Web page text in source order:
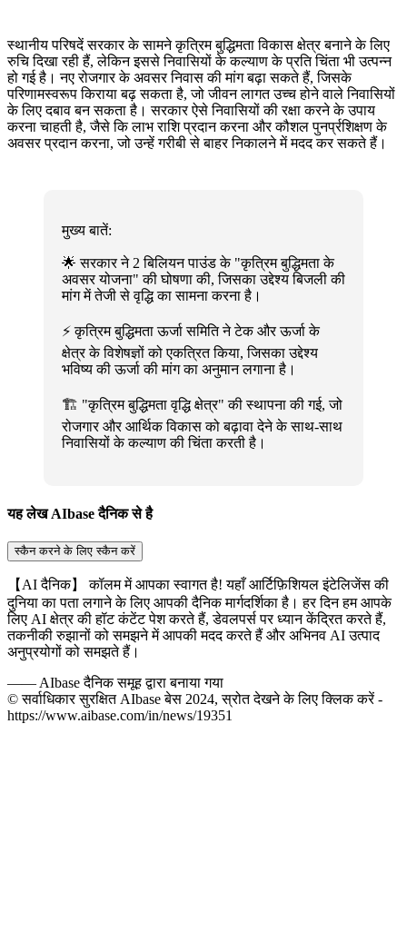
स्थानीय परिषदें सरकार के सामने कृत्रिम बुद्धिमता विकास क्षेत्र बनाने के लिए
रुचि दिखा रही हैं, लेकिन इससे निवासियों के कल्याण के प्रति चिंता भी उत्पन्न
हो गई है। नए रोजगार के अवसर निवास की मांग बढ़ा सकते हैं, जिसके
परिणामस्वरूप किराया बढ़ सकता है, जो जीवन लागत उच्च होने वाले निवासियों
के लिए दबाव बन सकता है। सरकार ऐसे निवासियों की रक्षा करने के उपाय
करना चाहती है, जैसे कि लाभ राशि प्रदान करना और कौशल पुनर्प्रशिक्षण के
अवसर प्रदान करना, जो उन्हें गरीबी से बाहर निकालने में मदद कर सकते हैं।
मुख्य बातें:
🌟 सरकार ने 2 बिलियन पाउंड के "कृत्रिम बुद्धिमता के
अवसर योजना" की घोषणा की, जिसका उद्देश्य बिजली की
मांग में तेजी से वृद्धि का सामना करना है।
⚡ कृत्रिम बुद्धिमता ऊर्जा समिति ने टेक और ऊर्जा के
क्षेत्र के विशेषज्ञों को एकत्रित किया, जिसका उद्देश्य
भविष्य की ऊर्जा की मांग का अनुमान लगाना है।
🏗️ "कृत्रिम बुद्धिमता वृद्धि क्षेत्र" की स्थापना की गई, जो
रोजगार और आर्थिक विकास को बढ़ावा देने के साथ-साथ
निवासियों के कल्याण की चिंता करती है।
यह लेख AIbase दैनिक से है
स्कैन करने के लिए स्कैन करें
【AI दैनिक】 कॉलम में आपका स्वागत है! यहाँ आर्टिफ़िशियल इंटेलिजेंस की
दुनिया का पता लगाने के लिए आपकी दैनिक मार्गदर्शिका है। हर दिन हम आपके
लिए AI क्षेत्र की हॉट कंटेंट पेश करते हैं, डेवलपर्स पर ध्यान केंद्रित करते हैं,
तकनीकी रुझानों को समझने में आपकी मदद करते हैं और अभिनव AI उत्पाद
अनुप्रयोगों को समझते हैं।
—— AIbase दैनिक समूह द्वारा बनाया गया
© सर्वाधिकार सुरक्षित AIbase बेस 2024, स्रोत देखने के लिए क्लिक करें -
https://www.aibase.com/in/news/19351